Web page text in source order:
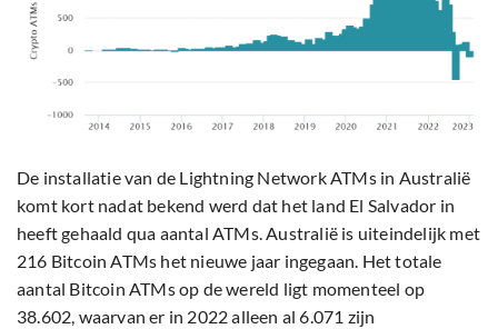
De installatie van de Lightning Network ATMs in Australië
komt kort nadat bekend werd dat het land El Salvador in
heeft gehaald qua aantal ATMs. Australië is uiteindelijk met
216 Bitcoin ATMs het nieuwe jaar ingegaan. Het totale
aantal Bitcoin ATMs op de wereld ligt momenteel op
38.602, waarvan er in 2022 alleen al 6.071 zijn